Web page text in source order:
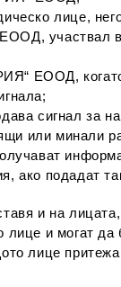
лице,
участвал в
ЕООД,
сигнал за
или минали
ако подадат
и на
и могат
лице